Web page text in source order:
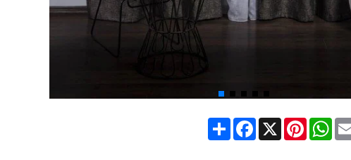
ShareFacebook
X